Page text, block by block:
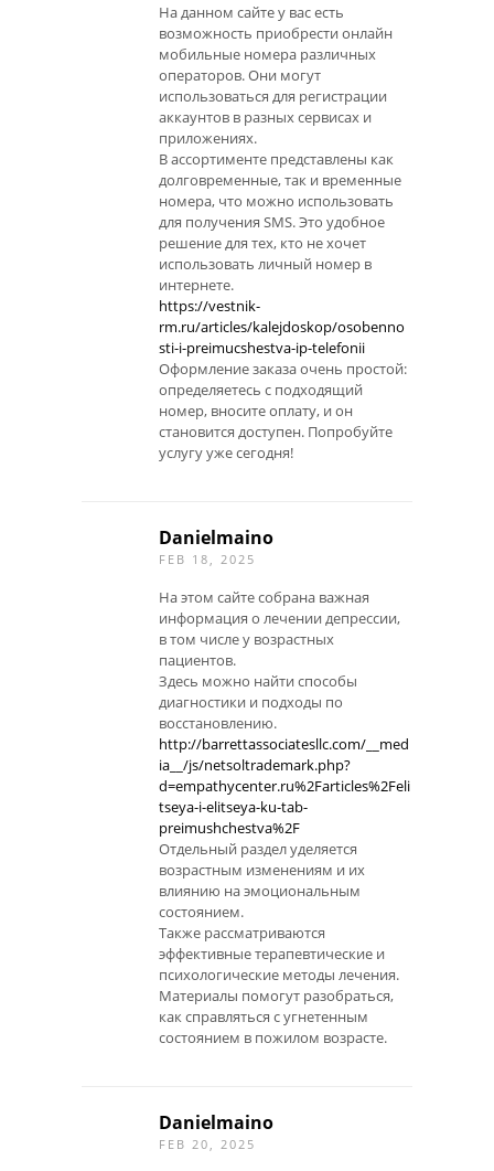
На данном сайте у вас есть
возможность приобрести онлайн
мобильные номера различных
операторов. Они могут
использоваться для регистрации
аккаунтов в разных сервисах и
приложениях.
В ассортименте представлены как
долговременные, так и временные
номера, что можно использовать
для получения SMS. Это удобное
решение для тех, кто не хочет
использовать личный номер в
интернете.
https://vestnik-
rm.ru/articles/kalejdoskop/osobenno
sti-i-preimucshestva-ip-telefonii
Оформление заказа очень простой:
определяетесь с подходящий
номер, вносите оплату, и он
становится доступен. Попробуйте
услугу уже сегодня!
Danielmaino
FEB 18, 2025
На этом сайте собрана важная
информация о лечении депрессии,
в том числе у возрастных
пациентов.
Здесь можно найти способы
диагностики и подходы по
восстановлению.
http://barrettassociatesllc.com/__med
ia__/js/netsoltrademark.php?
d=empathycenter.ru%2Farticles%2Feli
tseya-i-elitseya-ku-tab-
preimushchestva%2F
Отдельный раздел уделяется
возрастным изменениям и их
влиянию на эмоциональным
состоянием.
Также рассматриваются
эффективные терапевтические и
психологические методы лечения.
Материалы помогут разобраться,
как справляться с угнетенным
состоянием в пожилом возрасте.
Danielmaino
FEB 20, 2025